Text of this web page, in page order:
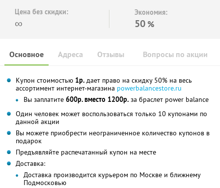
Цена без скидки:
∞
Экономия:
50 %
Основное Отзывы Вопросы по акции
Адреса
Купон стоимостью 1р. дает право на скидку 50% на весь
ассортимент интернет-магазина powerbalancestore.ru
Вы заплатите 600р. вместо 1200р. за браслет power balance
Один человек может воспользоваться только 10 купонами по
данной акции
Вы можете приобрести неограниченное количество купонов в
подарок
Предъявляйте распечатанный купон на месте
Доставка:
Доставка производится курьером по Москве и ближнему
Подмосковью